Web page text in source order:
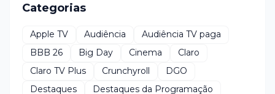
Categorias
Apple TV Audiência
Audiência TV paga
BBB 26
Big Day Cinema
Claro
Claro TV Plus
Crunchyroll
DGO
Destaques
Destaques da Programação